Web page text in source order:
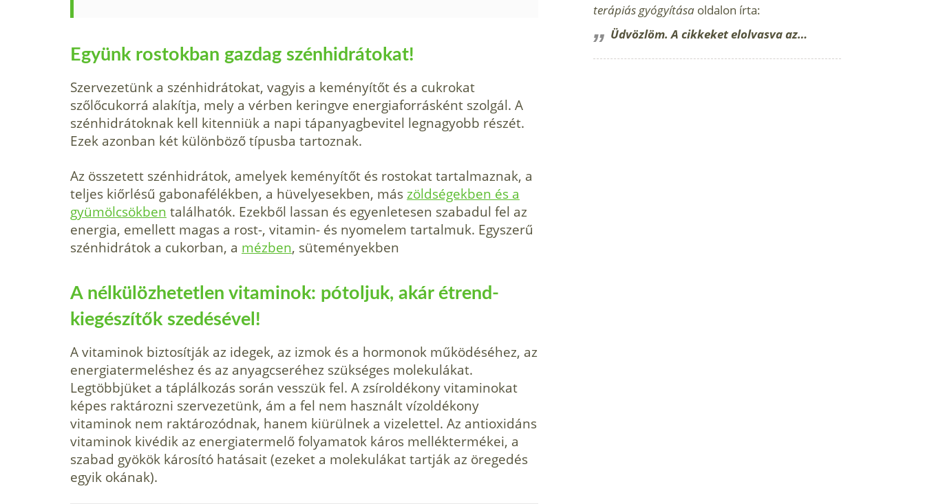
Együnk rostokban gazdag szénhidrátokat!
Szervezetünk a szénhidrátokat, vagyis a keményítőt és a cukrokat
szőlőcukorrá alakítja, mely a vérben keringve energiaforrásként szolgál. A
szénhidrátoknak kell kitenniük a napi tápanyagbevitel legnagyobb részét.
Ezek azonban két különböző típusba tartoznak.
Az összetett szénhidrátok, amelyek keményítőt és rostokat tartalmaznak, a
teljes kiőrlésű gabonafélékben, a hüvelyesekben, mászöldségekben és a
gyümölcsökben találhatók. Ezekből lassan és egyenletesen szabadul fel az
energia, emellett magas a rost-, vitamin- és nyomelem tartalmuk. Egyszerű
szénhidrátok a cukorban, a mézben, süteményekben
A nélkülözhetetlen vitaminok: pótoljuk, akár étrend-
kiegészítők szedésével!
A vitaminok biztosítják az idegek, az izmok és a hormonok működéséhez, az
energiatermeléshez és az anyagcseréhez szükséges molekulákat.
Legtöbbjüket a táplálkozás során vesszük fel. A zsíroldékony vitaminokat
képes raktározni szervezetünk, ám a fel nem használt vízoldékony
vitaminok nem raktározódnak, hanem kiürülnek a vizelettel. Az antioxidáns
vitaminok kivédik az energiatermelő folyamatok káros melléktermékei, a
szabad gyökök károsító hatásait (ezeket a molekulákat tartják az öregedés
egyik okának).
terápiás gyógyítása oldalon írta:
Üdvözlöm. A cikkeket elolvasva az…